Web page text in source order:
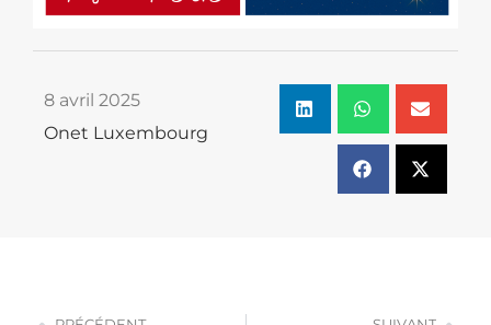
8 avril 2025
Onet Luxembourg